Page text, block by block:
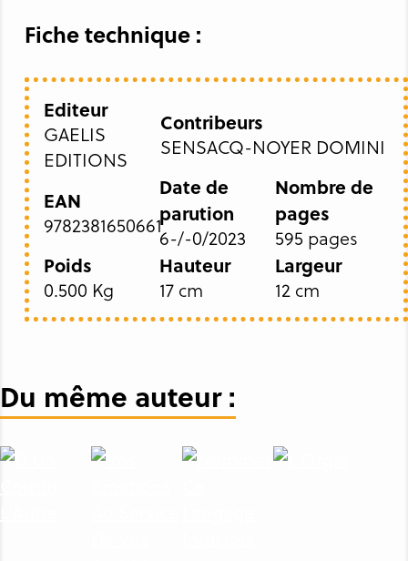
Fiche technique :
Editeur
GAELIS
EDITIONS
Contribeurs
SENSACQ-NOYER DOMINI
EAN
9782381650661
Date de
parution
6-/-0/2023
Nombre de
pages
595 pages
Poids
0.500 Kg
Hauteur
17 cm
Largeur
12 cm
Du même auteur :